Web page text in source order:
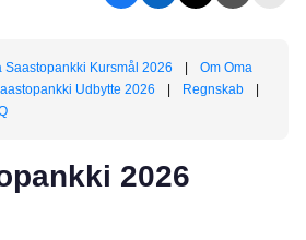
Saastopankki Kursmål 2026
Om Oma
Udbytte 2026 Regnskab
2026